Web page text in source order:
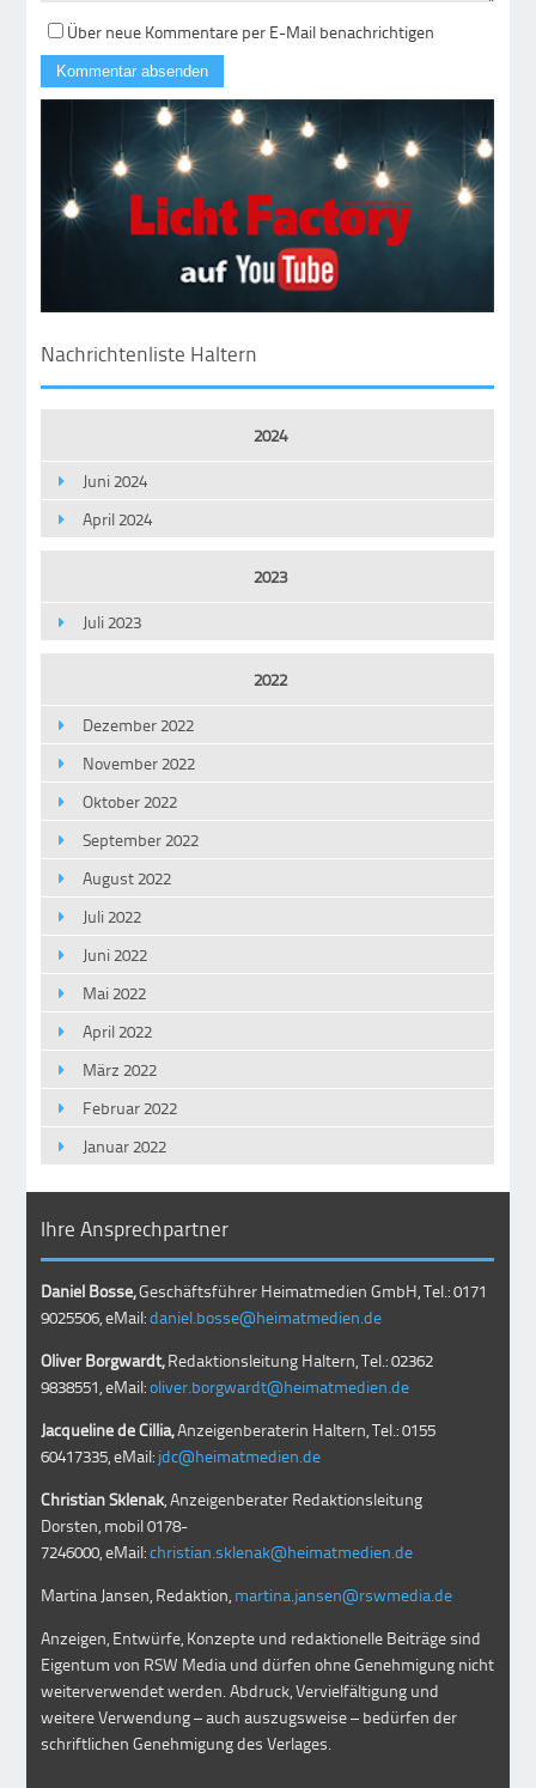
Über neue Kommentare per E-Mail benachrichtigen
Nachrichtenliste Haltern
2024
Juni 2024
April 2024
2023
Juli 2023
2022
Dezember 2022
November 2022
Oktober 2022
September 2022
August 2022
Juli 2022
Juni 2022
Mai 2022
April 2022
März 2022
Februar 2022
Januar 2022
Ihre Ansprechpartner
Daniel Bosse,Geschäftsführer Heimatmedien GmbH, Tel.: 0171
9025506, eMail:daniel.bosse@heimatmedien.de
Oliver Borgwardt,Redaktionsleitung Haltern, Tel.: 02362
9838551, eMail:oliver.borgwardt@heimatmedien.de
Jacqueline de Cillia,Anzeigenberaterin Haltern, Tel.: 0155
60417335, eMail: jdc@heimatmedien.de
Christian Sklenak, Anzeigenberater Redaktionsleitung
Dorsten, mobil0178-
7246000, eMail:christian.sklenak@heimatmedien.de
Martina Jansen, Redaktion, martina.jansen@rswmedia.de
Anzeigen, Entwürfe, Konzepte und redaktionelle Beiträge sind
Eigentum von RSW Media und dürfen ohne Genehmigung nicht
weiterverwendet werden. Abdruck, Vervielfältigung und
weitere Verwendung – auch auszugsweise – bedürfen der
schriftlichen Genehmigung des Verlages.